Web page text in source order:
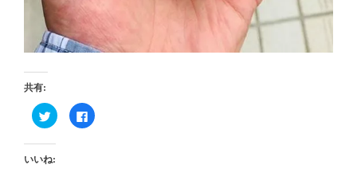
共有:
ク
リ
ク
て
Facebook
で
いいね: